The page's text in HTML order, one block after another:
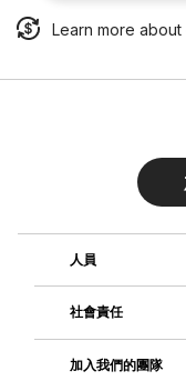
Learn more about
人員
社會責任
加入我們的團隊